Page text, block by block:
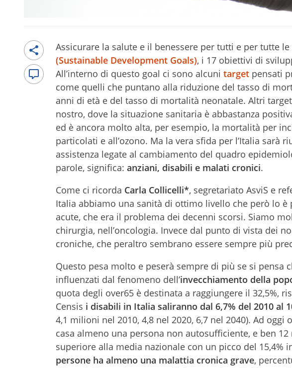
Assicurare la salute e il benessere per tutti e per tutte
(Sustainable Development Goals), i 17 obiettivi di
All’interno di questo goal ci sono alcuni target pensati
come quelli che puntano alla riduzione del tasso di
anni di età e del tasso di mortalità neonatale. Altri
nostro, dove la situazione sanitaria è abbastanza
ed è ancora molto alta, per esempio, la mortalità per
particolati e all’ozono. Ma la vera sfida per l’Italia sarà
assistenza legate al cambiamento del quadro
parole, significa: anziani, disabili e malati cronici.
Come ci ricorda Carla Collicelli*, segretariato AsviS e
Italia abbiamo una sanità di ottimo livello che però lo
acute, che era il problema dei decenni scorsi. Siamo
chirurgia, nell’oncologia. Invece dal punto di vista dei
croniche, che peraltro sembrano essere sempre più
Questo pesa molto e peserà sempre di più se si pensa
influenzati dal fenomeno dell’invecchiamento della
quota degli over65 è destinata a raggiungere il 32,5%,
Censis i disabili in Italia saliranno dal 6,7% del 2010 al
4,1 milioni nel 2010, 4,8 nel 2020, 6,7 nel 2040). Ad
casa almeno una persona non autosufficiente, e ben
superiore alla media nazionale con un picco del 15,4%
persone ha almeno una malattia cronica grave,